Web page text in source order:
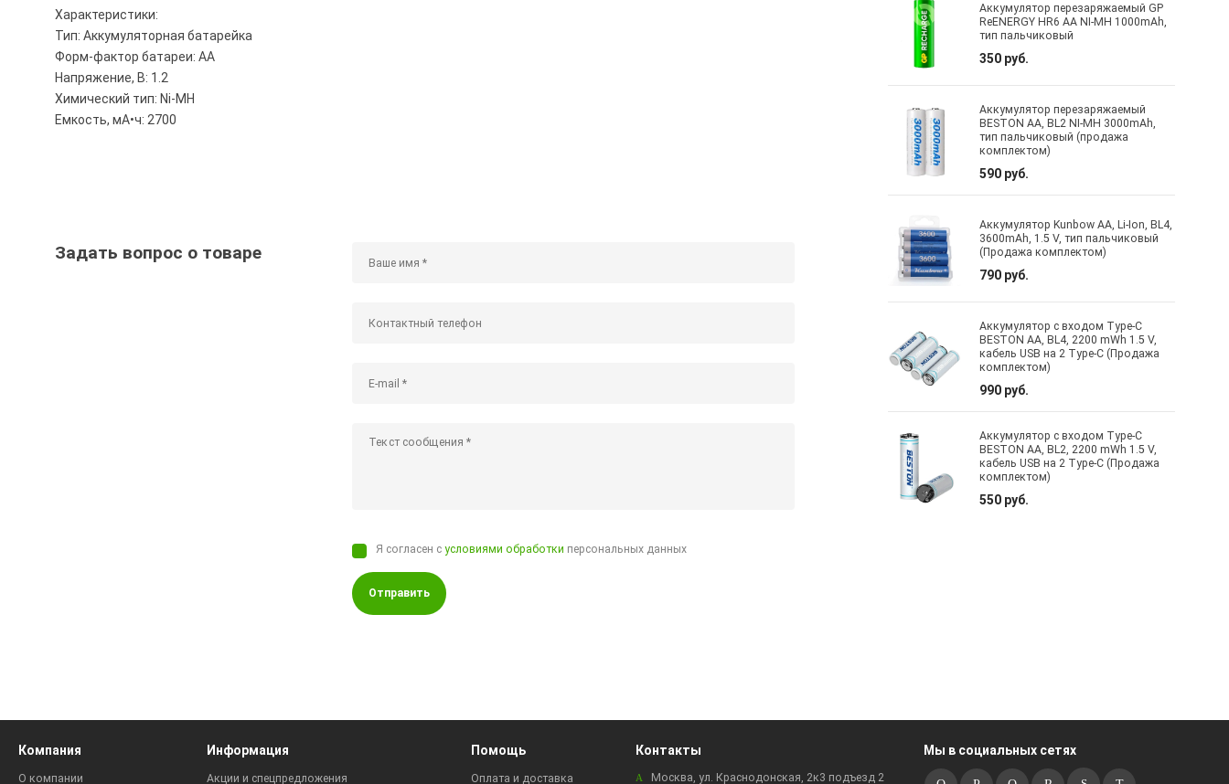
Характеристики:
Тип: Аккумуляторная батарейка
Форм-фактор батареи: AA
Напряжение, В: 1.2
Химический тип: Ni-MH
Емкость, мА•ч: 2700
Задать вопрос о товаре
Я согласен сусловиями обработки персональных данных
Отправить
Аккумулятор перезаряжаемый GP
ReENERGY HR6 AA NI-MH 1000mAh,
тип пальчиковый
350 руб.
Аккумулятор перезаряжаемый
BESTON AA, BL2 NI-MH 3000mAh,
тип пальчиковый (продажа
комплектом)
590 руб.
Аккумулятор Kunbow AA, Li-Ion, BL4,
3600mAh, 1.5 V, тип пальчиковый
(Продажа комплектом)
790 руб.
Аккумулятор с входом Type-C
BESTON AA, BL4, 2200 mWh 1.5 V,
кабель USB на 2 Type-C (Продажа
комплектом)
990 руб.
Аккумулятор с входом Type-C
BESTON AA, BL2, 2200 mWh 1.5 V,
кабель USB на 2 Type-C (Продажа
комплектом)
550 руб.
Компания
О компании
Информация
Акции и спецпредложения
Помощь
Оплата и доставка
Контакты
Москва, ул. Краснодонская, 2к3 подъезд 2
Мы в социальных сетях